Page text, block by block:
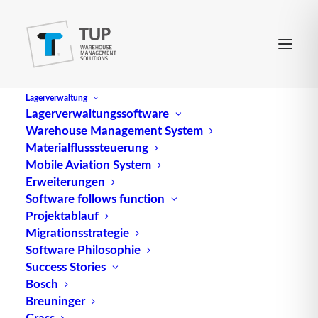
Lagerverwaltung
Lagerverwaltungssoftware
Warehouse Management System
Materialflusssteuerung
Mobile Aviation System
Erweiterungen
Software follows function
Projektablauf
Migrationsstrategie
Software Philosophie
Success Stories
Bosch
Breuninger
CKD
CKD, eine Abkürzung für „Completely Knocked
Down“, beschreibt einen Zustand von Produkten in
der Fertigungsindustrie, bei dem sie in Einzelteile
zerlegt oder demontiert sind, bevor sie verschickt
oder geliefert werden. Dieser Ansatz wird häufig
verwendet, um Transportkosten zu minimieren und
Zollbeschränkungen zu umgehen, insbesondere bei